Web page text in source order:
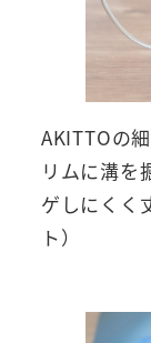
AKITTOの
リムに溝を
ゲしにくく
ト）